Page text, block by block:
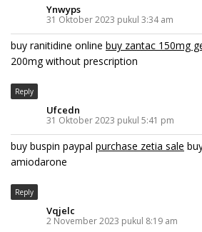
Ynwyps
31 Oktober 2023 pukul 3:34 am
buy ranitidine online buy zantac 150mg
200mg without prescription
Reply
Ufcedn
31 Oktober 2023 pukul 5:41 pm
buy buspin paypal purchase zetia sale
amiodarone
Reply
Vqjelc
2 November 2023 pukul 8:19 am